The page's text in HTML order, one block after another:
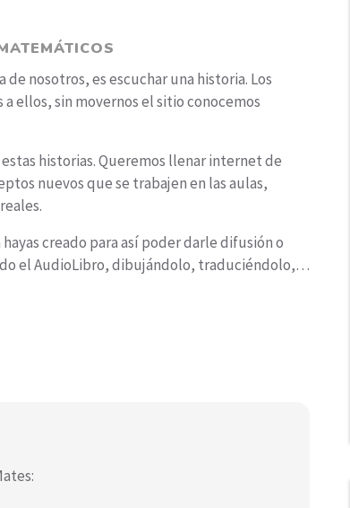
nosotros, es escuchar una historia. Los
ellos, sin movernos el sitio conocemos
historias. Queremos llenar internet de
nuevos que se trabajen en las aulas,
creado para así poder darle difusión o
el AudioLibro, dibujándolo, traduciéndolo,…